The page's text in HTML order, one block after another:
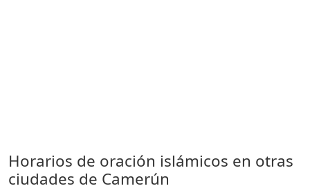
Horarios de oración islámicos en otras
ciudades de Camerún